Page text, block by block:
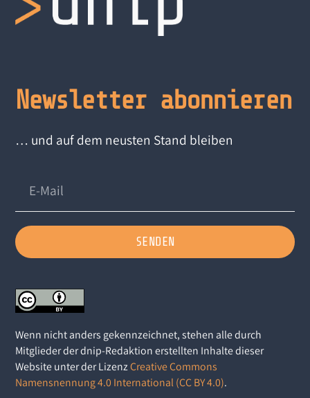
Newsletter abonnieren
… und auf dem neusten Stand bleiben
SENDEN
Wenn nicht anders gekennzeichnet, stehen alle durch
Mitglieder der dnip-Redaktion erstellten Inhalte dieser
Website unter der LizenzCreative Commons
Namensnennung 4.0 International (CC BY 4.0).